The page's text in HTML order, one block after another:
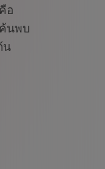
อ
นพบ
น